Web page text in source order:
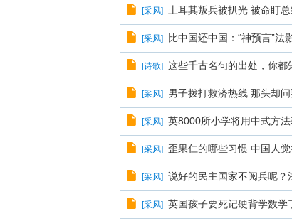
[采风] 土耳其叛兵被扒光 被命盯
[采风] 比中国还中国：“神预言”法
[诗歌] 这些千古名句的出处，你都
[采风] 男子拨打救济热线 那头却
[采风] 英8000所小学将用中式方
[采风] 歪果仁的哪些习惯 中国人觉
[采风] 说好的民主国家不阅兵呢？
[采风] 英国孩子要死记硬背学数学